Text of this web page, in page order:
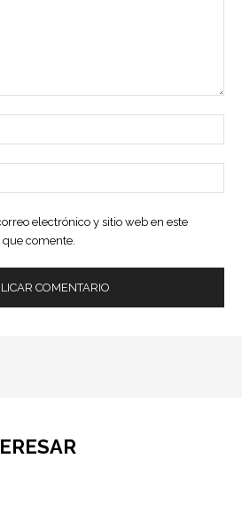
electrónico y sitio web en este
comente.